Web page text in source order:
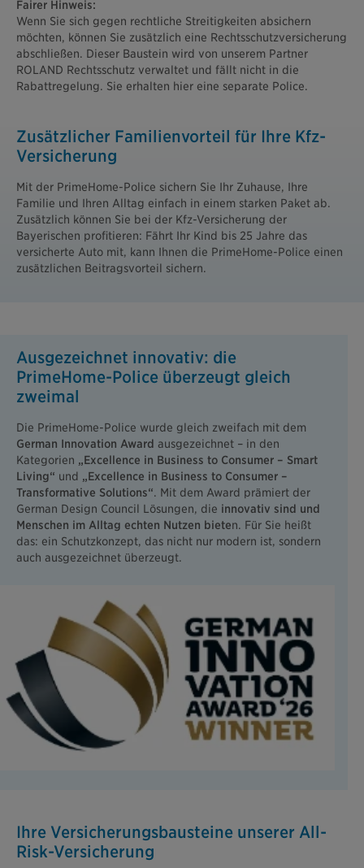
Fairer Hinweis:
Wenn Sie sich gegen rechtliche Streitigkeiten absichern
möchten, können Sie zusätzlich eine Rechtsschutzversicherung
abschließen. Dieser Baustein wird von unserem Partner
ROLAND Rechtsschutz verwaltet und fällt nicht in die
Rabattregelung. Sie erhalten hier eine separate Police.
Zusätzlicher Familienvorteil für Ihre Kfz-
Versicherung
Mit der PrimeHome-Police sichern Sie Ihr Zuhause, Ihre
Familie und Ihren Alltag einfach in einem starken Paket ab.
Zusätzlich können Sie bei der Kfz-Versicherung der
Bayerischen profitieren: Fährt Ihr Kind bis 25 Jahre das
versicherte Auto mit, kann Ihnen die PrimeHome-Police einen
zusätzlichen Beitragsvorteil sichern.
Ausgezeichnet innovativ: die
PrimeHome-Police überzeugt gleich
zweimal
Die PrimeHome-Police wurde gleich zweifach mit dem
German Innovation Award ausgezeichnet – in den
Kategorien „Excellence in Business to Consumer – Smart
Living“ und „Excellence in Business to Consumer –
Transformative Solutions“. Mit dem Award prämiert der
German Design Council Lösungen, die innovativ sind und
Menschen im Alltag echten Nutzen bieten. Für Sie heißt
das: ein Schutzkonzept, das nicht nur modern ist, sondern
auch ausgezeichnet überzeugt.
Ihre Versicherungsbausteine unserer All-
Risk-Versicherung